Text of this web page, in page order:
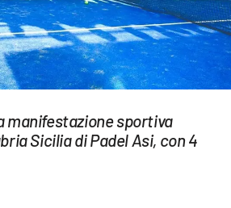
manifestazione sportiva
Sicilia di Padel Asi, con 4